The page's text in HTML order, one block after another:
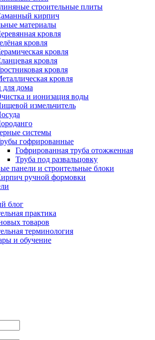
строительные плиты
кирпич
материалы
кровля
кровля
кровля
кровля
кровля
кровля
для дома
и ионизация воды
измельчитель
системы
гофрированные
Гофрированная труба отожженная
Труба под развальцовку
панели и строительные блоки
ручной формовки
блог
практика
товаров
терминология
и обучение